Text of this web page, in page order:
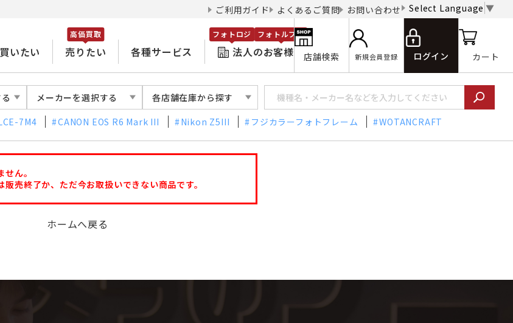
ご利用ガイド よくあるご質問 お問い合わせ Select Language ▼
買いたい 売りたい
高価買取
各種サービス 法人のお客様
フォトロジ フォトルプロ
店舗検索 新規会員登録 ログイン カート
メーカーを選択する 各店舗在庫から探す
7M4 CANON EOS R6 Mark III Nikon Z5III フジカラーフォトフレーム WOTANCRAFT
ん。
販売終了か、ただ今お取扱いできない商品です。
ホームへ戻る